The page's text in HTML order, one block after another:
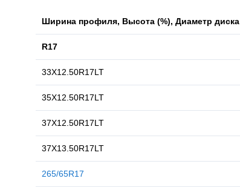
Ширина профиля, Высота (%), Диаметр диска
R17
33X12.50R17LT
35X12.50R17LT
37X12.50R17LT
37X13.50R17LT
265/65R17